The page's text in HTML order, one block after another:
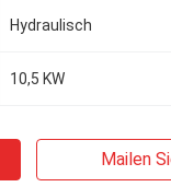
Hydraulisch
10,5 KW
Mailen